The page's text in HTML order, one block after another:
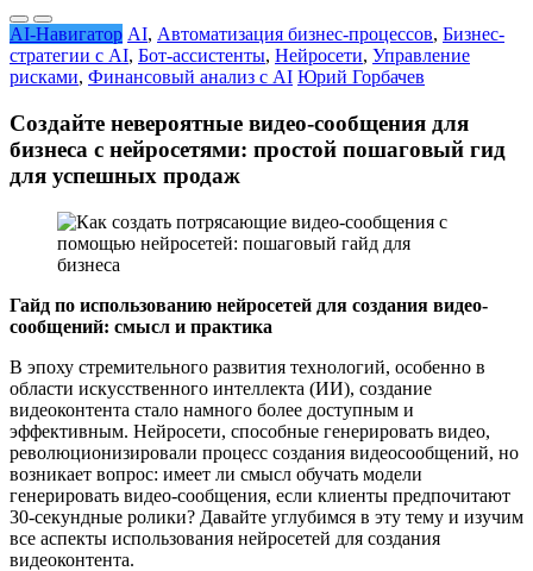
AI-Навигатор AI, Автоматизация бизнес-процессов, Бизнес-
стратегии с AI, Бот-ассистенты, Нейросети, Управление
рисками, Финансовый анализ с AI Юрий Горбачев
Создайте невероятные видео-сообщения для
бизнеса с нейросетями: простой пошаговый гид
для успешных продаж
Гайд по использованию нейросетей для создания видео-
сообщений: смысл и практика
В эпоху стремительного развития технологий, особенно в
области искусственного интеллекта (ИИ), создание
видеоконтента стало намного более доступным и
эффективным. Нейросети, способные генерировать видео,
революционизировали процесс создания видеосообщений, но
возникает вопрос: имеет ли смысл обучать модели
генерировать видео-сообщения, если клиенты предпочитают
30-секундные ролики? Давайте углубимся в эту тему и изучим
все аспекты использования нейросетей для создания
видеоконтента.